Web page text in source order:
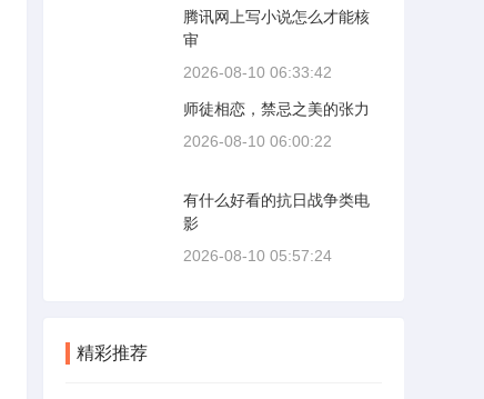
腾讯网上写小说怎么才能核
审
2026-08-10 06:33:42
师徒相恋，禁忌之美的张力
2026-08-10 06:00:22
有什么好看的抗日战争类电
影
2026-08-10 05:57:24
精彩推荐